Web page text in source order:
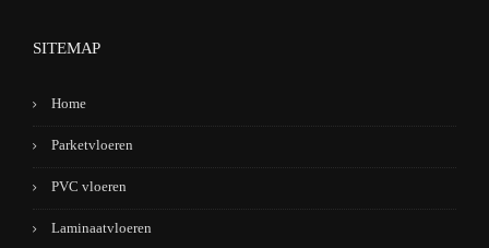
SITEMAP
Home
Parketvloeren
PVC vloeren
Laminaatvloeren